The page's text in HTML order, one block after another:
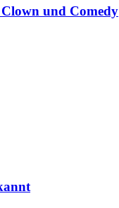
und Comedy